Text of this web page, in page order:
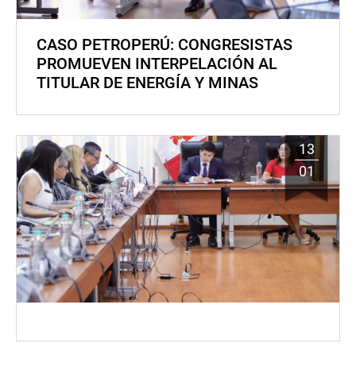
CASO PETROPERÚ: CONGRESISTAS
PROMUEVEN INTERPELACIÓN AL
TITULAR DE ENERGÍA Y MINAS
13
01